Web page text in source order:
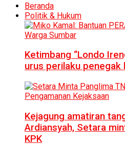
Beranda
Politik & Hukum
Ketimbang “Londo
urus perilaku penegak
Kejagung amatiran
Ardiansyah, Setara
KPK